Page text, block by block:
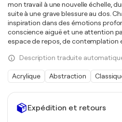
Expédition et retours
mon travail à une nouvelle échelle,
suite à une grave blessure au dos.
inspiration dans des émotions
conscience aiguë et une attention
espace de repos, de contemplation
Description traduite
Acrylique Abstraction